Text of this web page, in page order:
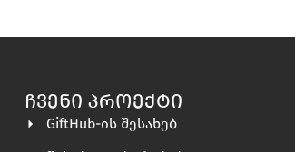
ᲩᲕᲔᲜᲘ ᲞᲠᲝᲔᲥᲢᲘ
GiftHub-ის შესახებ